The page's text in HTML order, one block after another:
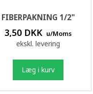
FIBERPAKNING 1/2"
3,50 DKK u/Moms
ekskl. levering
Læg i kurv